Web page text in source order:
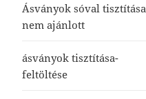
Ásványok sóval tisztítása
nem ajánlott
ásványok tisztítása-
feltöltése